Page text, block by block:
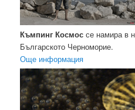
Къмпинг Космос се намира в
Българското Черноморие.
Още информация